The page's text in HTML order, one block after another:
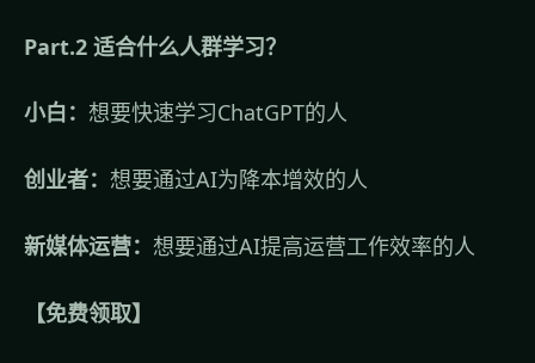
Part.2 适合什么人群学习？
小白： 想要快速学习ChatGPT的人
创业者： 想要通过AI为降本增效的人
新媒体运营： 想要通过AI提高运营工作效率的人
【免费领取】